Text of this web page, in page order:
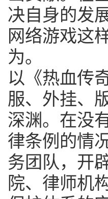
决自身的发
网络游戏这
为。
以《热血传
服、外挂、
深渊。在没
律条例的情
务团队，开
院、律师机